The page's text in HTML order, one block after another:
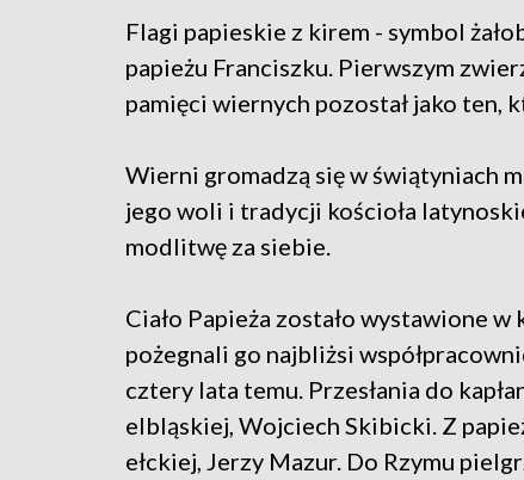
Flagi papieskie z kirem - symbol
papieżu Franciszku. Pierwszym
pamięci wiernych pozostał jako ten,
Wierni gromadzą się w świątyniach
jego woli i tradycji kościoła
modlitwę za siebie.
Ciało Papieża zostało wystawione
pożegnali go najbliżsi
cztery lata temu. Przesłania do
elbląskiej, Wojciech Skibicki. Z
ełckiej, Jerzy Mazur. Do Rzymu